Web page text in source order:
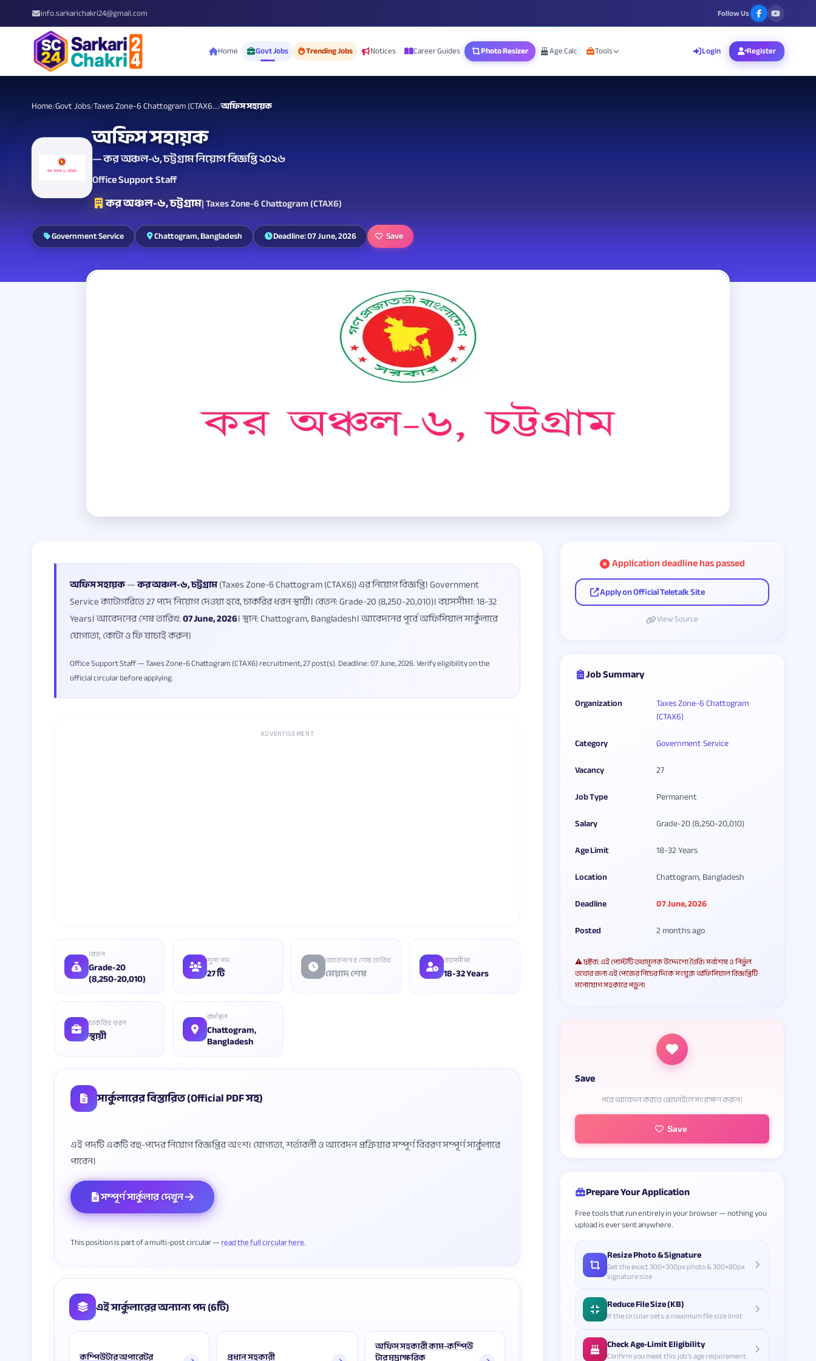
info.sarkarichakri24@gmail.com Follow Us
Home Govt Jobs Trending Jobs Notices Career Guides Photo Resizer Age Calc Tools Login Register
Home/Govt Jobs/Taxes Zone-6 Chattogram (CTAX6.../অফিস সহায়ক
অফিস সহায়ক
— কর অঞ্চল-৬, চট্টগ্রাম নিয়োগ বিজ্ঞপ্তি ২০২৬
Office Support Staff
কর অঞ্চল-৬, চট্টগ্রাম| Taxes Zone-6 Chattogram (CTAX6)
Government Service Chattogram, Bangladesh Deadline: 07 June, 2026 Save
অফিস সহায়ক—কর অঞ্চল-৬, চট্টগ্রাম(Taxes Zone-6 Chattogram (CTAX6)) এর নিয়োগ বিজ্ঞপ্তি। Government
Service ক্যাটাগরিতে 27 পদে নিয়োগ দেওয়া হবে, চাকরির ধরন স্থায়ী। বেতন: Grade-20 (8,250-20,010)। বয়সসীমা: 18-32
Years। আবেদনের শেষ তারিখ:07 June, 2026। স্থান: Chattogram, Bangladesh। আবেদনের পূর্বে অফিসিয়াল সার্কুলারে
যোগ্যতা, কোটা ও ফি যাচাই করুন।
Office Support Staff — Taxes Zone-6 Chattogram (CTAX6) recruitment, 27 post(s). Deadline: 07 June, 2026. Verify eligibility on the
official circular before applying.
ADVERTISEMENT
বেতন
Grade-20
(8,250-20,010)
শূন্য পদ
27 টি
আবেদনের শেষ তারিখ
মেয়াদ শেষ
বয়সসীমা
18-32 Years
চাকরির ধরন
স্থায়ী
কর্মস্থল
Chattogram,
Bangladesh
সার্কুলারের বিস্তারিত (Official PDF সহ)
এই পদটি একটি বহু-পদের নিয়োগ বিজ্ঞপ্তির অংশ। যোগ্যতা, শর্তাবলী ও আবেদন প্রক্রিয়ার সম্পূর্ণ বিবরণ সম্পূর্ণ সার্কুলারে
সম্পূর্ণ সার্কুলার দেখুন
This position is part of a multi-post circular —read the full circular here
এই সার্কুলারের অন্যান্য পদ (6টি)
কম্পিউটার অপারেটর প্রধান সহকারী
অফিস সহকারী কাম-কম্পিউ
টার মুদ্রাক্ষরিক
Application deadline has passed
Apply on Official Teletalk Site
View Source
Job Summary
Organization
Taxes Zone-6 Chattogram
(CTAX6)
Category
Government Service
Vacancy
27
Job Type
Permanent
Salary
Grade-20 (8,250-20,010)
Age Limit
18-32 Years
Location
Chattogram, Bangladesh
Deadline
07 June, 2026
Posted
2 months ago
⚠️ দ্রষ্টব্য: এই পোস্টটি তথ্যমূলক উদ্দেশ্যে তৈরি। সর্বশেষ ও নির্ভুল
তথ্যের জন্য এই পেজের নিচের দিকে সংযুক্ত অফিসিয়াল বিজ্ঞপ্তিটি
মনোযোগ সহকারে পড়ুন।
Save
পরে আবেদন করতে প্রোফাইলে সংরক্ষণ করুন।
Save
Prepare Your Application
Free tools that run entirely in your browser — nothing you
upload is ever sent anywhere.
Resize Photo & Signature
Get the exact 300×300px photo & 300×80px
signature size
Reduce File Size (KB)
If the circular sets a maximum file size limit
Check Age-Limit Eligibility
Confirm you meet this job's age requirement